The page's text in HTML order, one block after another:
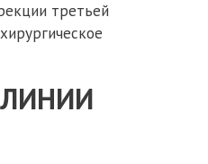
третьей